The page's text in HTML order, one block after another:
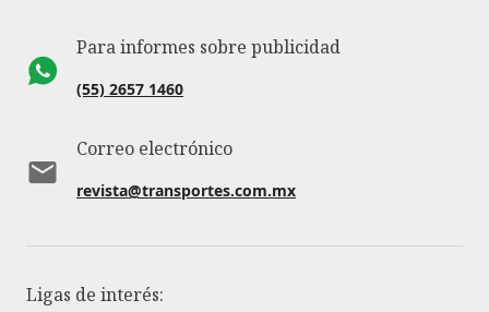
Para informes sobre publicidad
(55) 2657 1460
Correo electrónico
revista@transportes.com.mx
Ligas de interés: